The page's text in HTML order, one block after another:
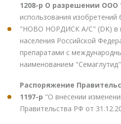
1208-р О разрешении ООО
использования изобретений
"НОВО НОРДИСК А/С" (DK) в
населения Российской
препаратами с
наименованием
Распоряжение
1197-р "О внесении
Правительства РФ от